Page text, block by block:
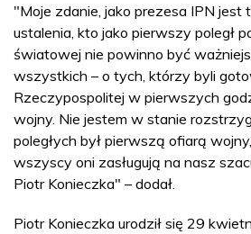
"Moje zdanie, jako prezesa IPN jest
ustalenia, kto jako pierwszy poległ
światowej nie powinno być
wszystkich – o tych, którzy byli
Rzeczypospolitej w pierwszych
wojny. Nie jestem w stanie
poległych był pierwszą ofiarą
wszyscy oni zasługują na nasz
Piotr Konieczka" – dodał.
Piotr Konieczka urodził się 29